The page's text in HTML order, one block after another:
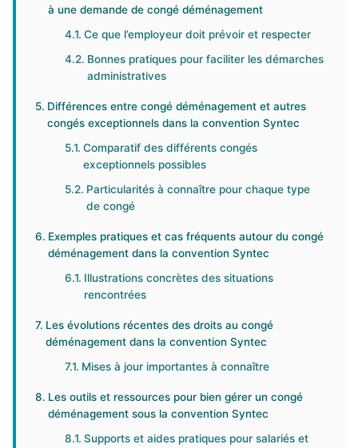
à une demande de congé déménagement
Ce que l’employeur doit prévoir et respecter
Bonnes pratiques pour faciliter les démarches
administratives
Différences entre congé déménagement et autres
congés exceptionnels dans la convention Syntec
Comparatif des différents congés
exceptionnels possibles
Particularités à connaître pour chaque type
de congé
Exemples pratiques et cas fréquents autour du congé
déménagement dans la convention Syntec
Illustrations concrètes des situations
rencontrées
Les évolutions récentes des droits au congé
déménagement dans la convention Syntec
Mises à jour importantes à connaître
Les outils et ressources pour bien gérer un congé
déménagement sous la convention Syntec
Supports et aides pratiques pour salariés et